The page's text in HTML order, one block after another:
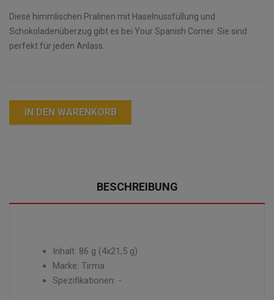
Diese himmlischen Pralinen mit Haselnussfüllung und
Schokoladenüberzug gibt es bei Your Spanish Corner. Sie sind
perfekt für jeden Anlass.
IN DEN WARENKORB
BESCHREIBUNG
Inhalt: 86 g (4x21,5 g)
Marke: Tirma
Spezifikationen: -